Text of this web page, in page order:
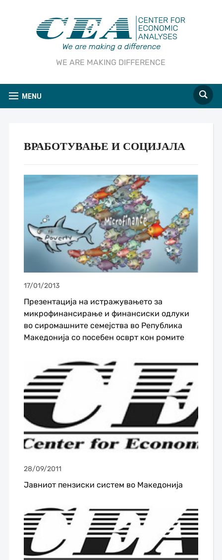
WE ARE MAKING DIFFERENCE
MENU
ВРАБОТУВАЊЕ И СОЦИЈАЛА
17/01/2013
Презентација на истражувањето за
микрофинансирање и финансиски одлуки
во сиромашните семејства во Република
Македонија со посебен осврт кон ромите
28/09/2011
Јавниот пензиски систем во Македонија